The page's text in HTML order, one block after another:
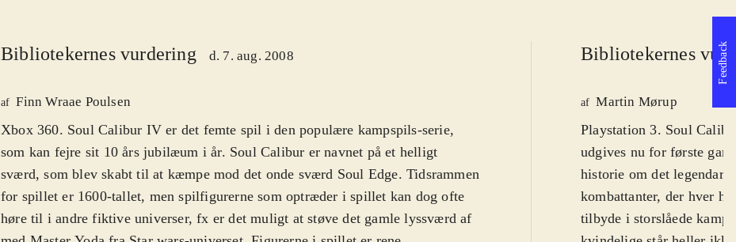
Bibliotekernes vurdering d. 7. aug. 2008
af Finn Wraae Poulsen
Xbox 360. Soul Calibur IV er det femte spil i den populære kampspils-serie,
som kan fejre sit 10 års jubilæum i år. Soul Calibur er navnet på et helligt
sværd, som blev skabt til at kæmpe mod det onde sværd Soul Edge. Tidsrammen
for spillet er 1600-tallet, men spilfigurerne som optræder i spillet kan dog ofte
høre til i andre fiktive universer, fx er det muligt at støve det gamle lyssværd af
Bibliotekernes
af Martin Mørup
Playstation 3. Soul
udgives nu for første
historie om det legendariske sværd
kombattanter, der hver
tilbyde i storslåede
Feedback